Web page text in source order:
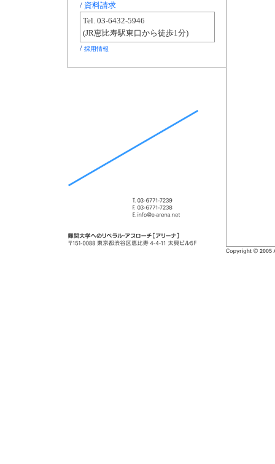
/ 資料請求
Tel. 03-6432-5946
(JR恵比寿駅東口から徒歩1分)
/ 採用情報